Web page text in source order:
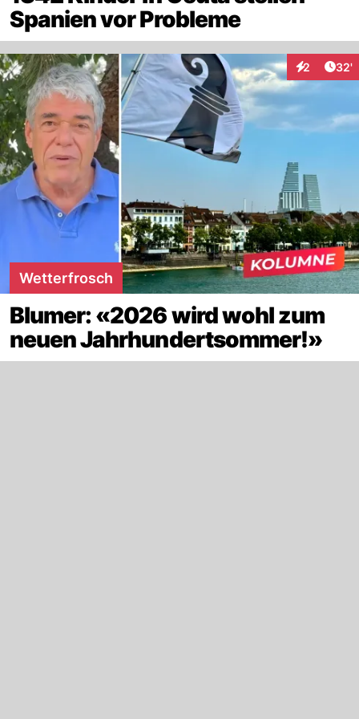
Spanien vor Probleme
2 32'
Wetterfrosch
Blumer: «2026 wird wohl zum
neuen Jahrhundertsommer!»